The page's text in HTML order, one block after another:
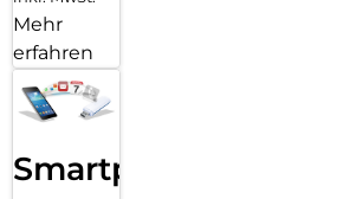
Mehr
erfahren
Smartphone